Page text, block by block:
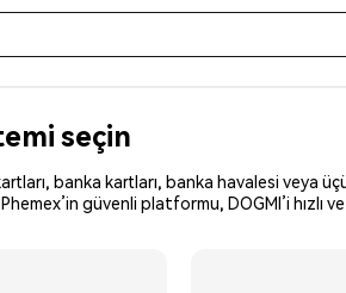
seçin
banka kartları, banka havalesi veya
güvenli platformu, DOGMI’i hızlı